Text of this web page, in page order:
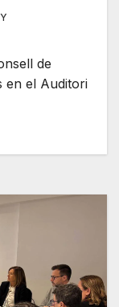
de
en el Auditori